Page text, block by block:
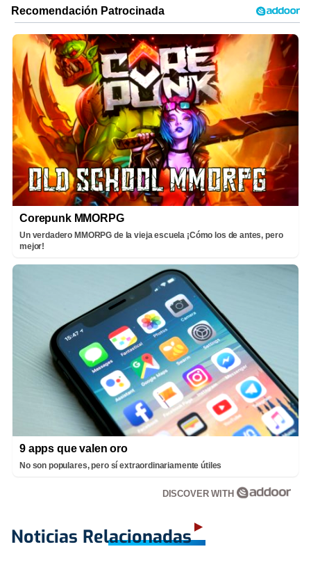
Corepunk MMORPG
Un verdadero MMORPG de la vieja escuela ¡Cómo los de antes, pero
mejor!
9 apps que valen oro
No son populares, pero sí extraordinariamente útiles
DISCOVER WITH
Noticias Relacionadas